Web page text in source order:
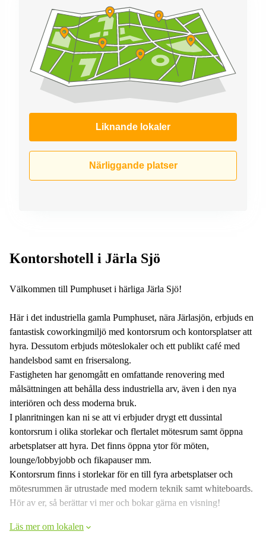
Liknande lokaler
Närliggande platser
Kontorshotell i Järla Sjö
Välkommen till Pumphuset i härliga Järla Sjö!
Här i det industriella gamla Pumphuset, nära Järlasjön, erbjuds en
fantastisk coworkingmiljö med kontorsrum och kontorsplatser att
hyra. Dessutom erbjuds möteslokaler och ett publikt café med
handelsbod samt en frisersalong.
Fastigheten har genomgått en omfattande renovering med
målsättningen att behålla dess industriella arv, även i den nya
interiören och dess moderna bruk.
I planritningen kan ni se att vi erbjuder drygt ett dussintal
kontorsrum i olika storlekar och flertalet mötesrum samt öppna
arbetsplatser att hyra. Det finns öppna ytor för möten,
lounge/lobbyjobb och fikapauser mm.
Kontorsrum finns i storlekar för en till fyra arbetsplatser och
mötesrummen är utrustade med modern teknik samt whiteboards.
Hör av er, så berättar vi mer och bokar gärna en visning!
Läs mer om lokalen